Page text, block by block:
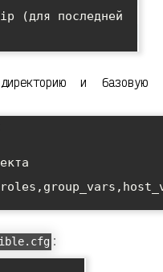
(для последней
и базовую
: